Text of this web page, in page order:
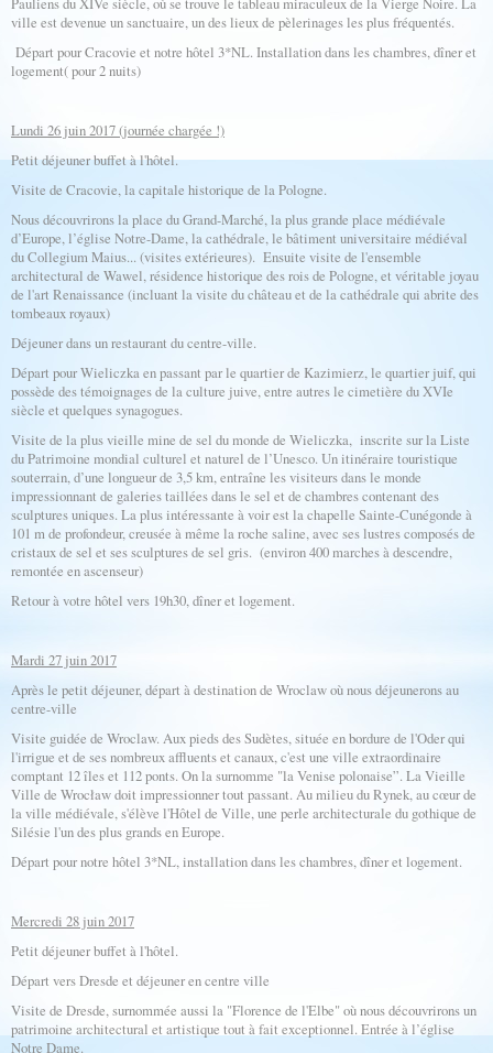
ville est devenue un sanctuaire, un des lieux de pèlerinages les plus fréquentés.
Départ pour Cracovie et notre hôtel 3*NL. Installation dans les chambres, dîner et
logement( pour 2 nuits)
Lundi 26 juin 2017 (journée chargée !)
Petit déjeuner buffet à l'hôtel.
Visite de Cracovie, la capitale historique de la Pologne.
Nous découvrirons la place du Grand-Marché, la plus grande place médiévale
d’Europe, l’église Notre-Dame, la cathédrale, le bâtiment universitaire médiéval
du Collegium Maius... (visites extérieures). Ensuite visite de l'ensemble
architectural de Wawel, résidence historique des rois de Pologne, et véritable joyau
de l'art Renaissance (incluant la visite du château et de la cathédrale qui abrite des
tombeaux royaux)
Déjeuner dans un restaurant du centre-ville.
Départ pour Wieliczka en passant par le quartier de Kazimierz, le quartier juif, qui
possède des témoignages de la culture juive, entre autres le cimetière du XVIe
siècle et quelques synagogues.
Visite de la plus vieille mine de sel du monde de Wieliczka, inscrite sur la Liste
du Patrimoine mondial culturel et naturel de l’Unesco. Un itinéraire touristique
souterrain, d’une longueur de 3,5 km, entraîne les visiteurs dans le monde
impressionnant de galeries taillées dans le sel et de chambres contenant des
sculptures uniques. La plus intéressante à voir est la chapelle Sainte-Cunégonde à
101 m de profondeur, creusée à même la roche saline, avec ses lustres composés de
cristaux de sel et ses sculptures de sel gris. (environ 400 marches à descendre,
remontée en ascenseur)
Retour à votre hôtel vers 19h30, dîner et logement.
Mardi 27 juin 2017
Après le petit déjeuner, départ à destination de Wroclaw où nous déjeunerons au
centre-ville
Visite guidée de Wroclaw. Aux pieds des Sudètes, située en bordure de l'Oder qui
l'irrigue et de ses nombreux affluents et canaux, c'est une ville extraordinaire
comptant 12 îles et 112 ponts. On la surnomme "la Venise polonaise”. La Vieille
Ville de Wrocław doit impressionner tout passant. Au milieu du Rynek, au cœur de
la ville médiévale, s'élève l'Hôtel de Ville, une perle architecturale du gothique de
Silésie l'un des plus grands en Europe.
Départ pour notre hôtel 3*NL, installation dans les chambres, dîner et logement.
Mercredi 28 juin 2017
Petit déjeuner buffet à l'hôtel.
Départ vers Dresde et déjeuner en centre ville
Visite de Dresde, surnommée aussi la "Florence de l'Elbe" où nous découvrirons un
patrimoine architectural et artistique tout à fait exceptionnel. Entrée à l’église
Notre Dame.